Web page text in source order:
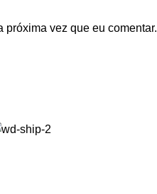
vez que eu comentar.